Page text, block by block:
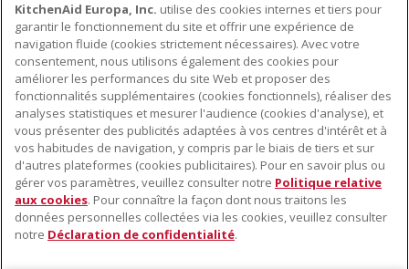
PETITS ÉLECTROMÉNAGERS
À PROPOS DE KITCHENAID
À propos de KitchenAid
Histoire de la marque
Communiqués de presse
ODR
NOS PRODUITS
Petits électroménagers
Matériel de cuisine
Accessoires
SERVICE CLIENT
Trouver un magasin
KitchenAid Europa, Inc. utilise des cookies internes et tiers pour
garantir le fonctionnement du site et offrir une expérience de
navigation fluide (cookies strictement nécessaires). Avec votre
consentement, nous utilisons également des cookies pour
améliorer les performances du site Web et proposer des
fonctionnalités supplémentaires (cookies fonctionnels), réaliser des
analyses statistiques et mesurer l'audience (cookies d'analyse), et
vous présenter des publicités adaptées à vos centres d'intérêt et à
vos habitudes de navigation, y compris par le biais de tiers et sur
d'autres plateformes (cookies publicitaires). Pour en savoir plus ou
gérer vos paramètres, veuillez consulter notre Politique relative
aux cookies. Pour connaître la façon dont nous traitons les
données personnelles collectées via les cookies, veuillez consulter
notre Déclaration de confidentialité.